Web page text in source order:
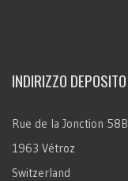
INDIRIZZO DEPOSITO
Rue de la Jonction 58B
1963 Vétroz
Switzerland